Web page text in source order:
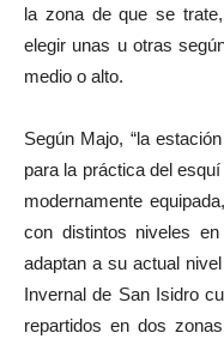
la zona de que se
elegir unas u otras
medio o alto.
Según Majo, “la
para la práctica del
modernamente
con distintos niveles
adaptan a su actual
Invernal de San Isidro
repartidos en dos